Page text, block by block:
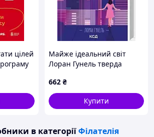
цілей
462-5)
Майже ідеальний світ
Лоран Гунель тверда
662 ₴
Купити
в категоріїФілателія